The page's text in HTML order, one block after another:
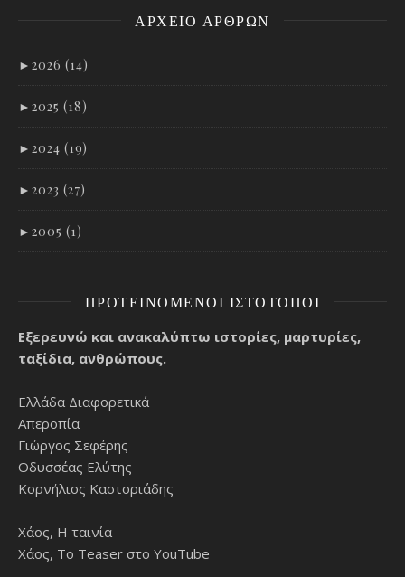
ΑΡΧΕΊΟ ΑΡΘΡΩΝ
► 2026 (14)
► 2025 (18)
► 2024 (19)
► 2023 (27)
► 2005 (1)
ΠΡΟΤΕΙΝΌΜΕΝΟΙ ΙΣΤΌΤΟΠΟΙ
Εξερευνώ και ανακαλύπτω ιστορίες, μαρτυρίες,
ταξίδια, ανθρώπους.
Ελλάδα Διαφορετικά
Απεροπία
Γιώργος Σεφέρης
Οδυσσέας Ελύτης
Κορνήλιος Καστοριάδης
Χάος, Η ταινία
Χάος, Το Teaser στο YouTube